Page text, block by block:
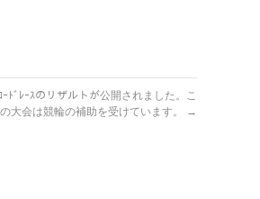
ﾄﾞﾚｰｽのリザルトが公開されました。こ
の大会は競輪の補助を受けています。
→